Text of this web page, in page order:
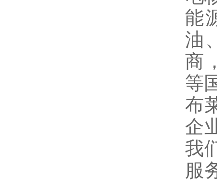
能
油
商
等
布
企
我
服